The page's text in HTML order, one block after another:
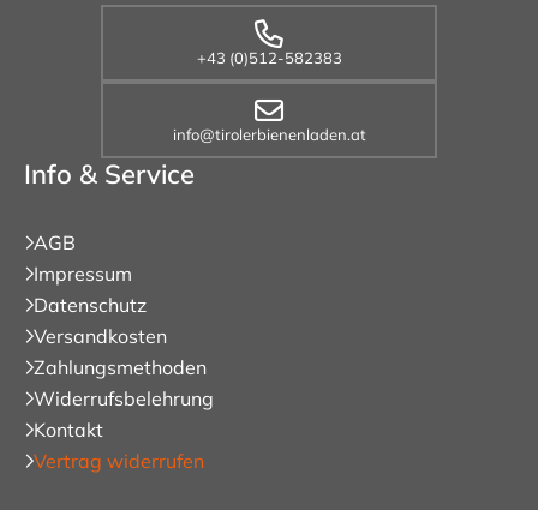
+43 (0)512-582383
info@tirolerbienenladen.at
Info & Service
AGB
Impressum
Datenschutz
Versandkosten
Zahlungsmethoden
Widerrufsbelehrung
Kontakt
Vertrag widerrufen